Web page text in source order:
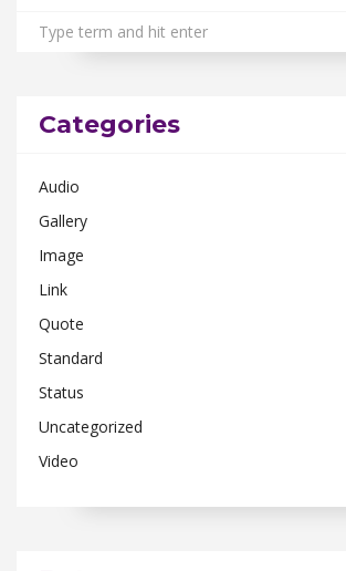
Categories
Audio
Gallery
Image
Link
Quote
Standard
Status
Uncategorized
Video